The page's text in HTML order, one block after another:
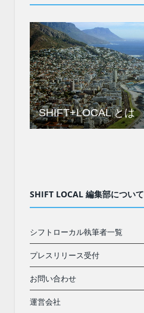
SHIFT+LOCAL とは
SHIFT LOCAL 編集部について
シフトローカル執筆者一覧
プレスリリース受付
お問い合わせ
運営会社